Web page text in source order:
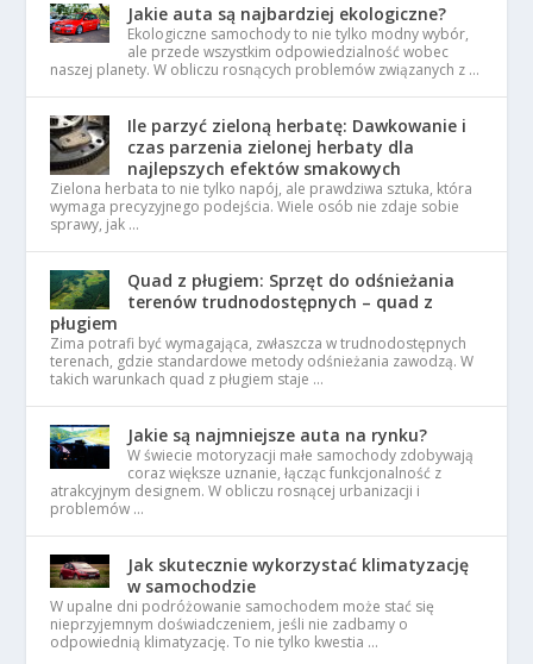
Jakie auta są najbardziej ekologiczne?
Ekologiczne samochody to nie tylko modny wybór,
ale przede wszystkim odpowiedzialność wobec
naszej planety. W obliczu rosnących problemów związanych z …
Ile parzyć zieloną herbatę: Dawkowanie i
czas parzenia zielonej herbaty dla
najlepszych efektów smakowych
Zielona herbata to nie tylko napój, ale prawdziwa sztuka, która
wymaga precyzyjnego podejścia. Wiele osób nie zdaje sobie
sprawy, jak …
Quad z pługiem: Sprzęt do odśnieżania
terenów trudnodostępnych – quad z
pługiem
Zima potrafi być wymagająca, zwłaszcza w trudnodostępnych
terenach, gdzie standardowe metody odśnieżania zawodzą. W
takich warunkach quad z pługiem staje …
Jakie są najmniejsze auta na rynku?
W świecie motoryzacji małe samochody zdobywają
coraz większe uznanie, łącząc funkcjonalność z
atrakcyjnym designem. W obliczu rosnącej urbanizacji i
problemów …
Jak skutecznie wykorzystać klimatyzację
w samochodzie
W upalne dni podróżowanie samochodem może stać się
nieprzyjemnym doświadczeniem, jeśli nie zadbamy o
odpowiednią klimatyzację. To nie tylko kwestia …